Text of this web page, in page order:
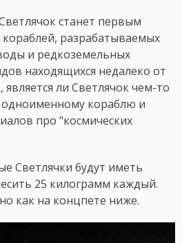
станет первым
разрабатываемых
и редкоземельных
находящихся недалеко от
ли Светлячок чем-то
кораблю и
про "космических
Светлячки будут иметь
25 килограмм каждый.
как на концпете ниже.